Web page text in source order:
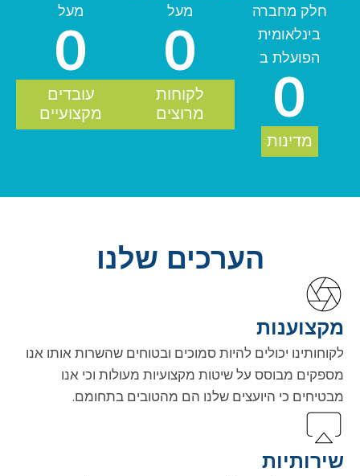
חלק מחברה
בינלאומית
הפועלת ב
0
מדינות
מעל
0
לקוחות
מרוצים
מעל
0
עובדים
מקצועיים
הערכים שלנו
מקצוענות
לקוחותינו יכולים להיות סמוכים ובטוחים שהשרות אותו אנו
מספקים מבוסס על שיטות מקצועיות מעולות וכי אנו
מבטיחים כי היועצים שלנו הם מהטובים בתחומם.
שירותיות